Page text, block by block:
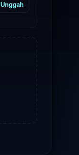
Unggah